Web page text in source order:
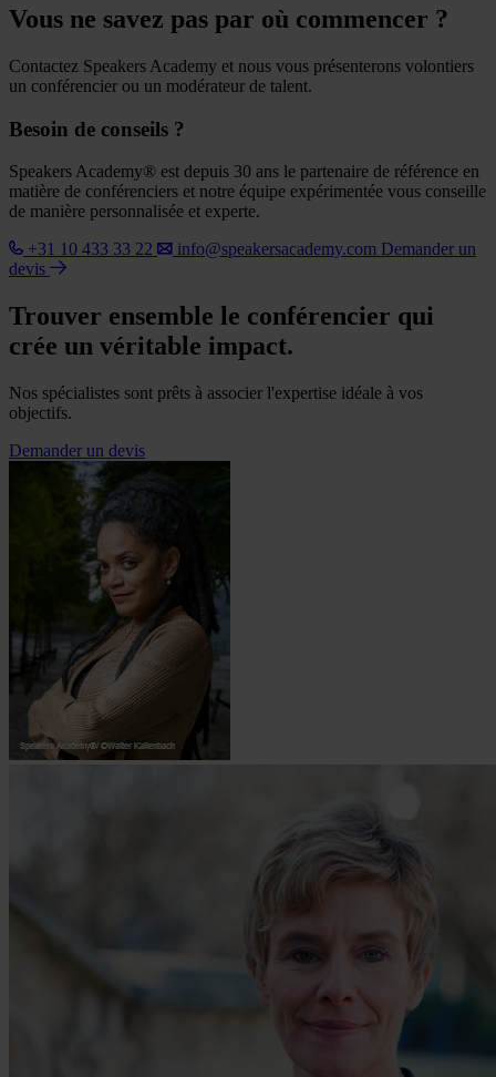
Vous ne savez pas par où commencer ?
Contactez Speakers Academy et nous vous présenterons volontiers
un conférencier ou un modérateur de talent.
Besoin de conseils ?
Speakers Academy® est depuis 30 ans le partenaire de référence en
matière de conférenciers et notre équipe expérimentée vous conseille
de manière personnalisée et experte.
+31 10 433 33 22
info@speakersacademy.com Demander un
devis
Trouver ensemble le conférencier qui
crée un véritable impact.
Nos spécialistes sont prêts à associer l'expertise idéale à vos
objectifs.
Demander un devis